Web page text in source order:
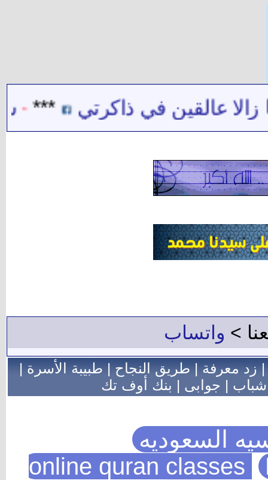
ذاكرتي *** شيخ الشيعة
النجاح|طبيبة الأسرة|
|بنك أوف تك